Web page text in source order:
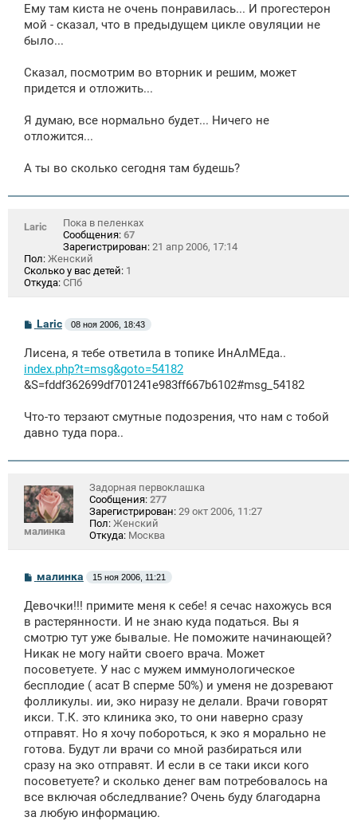
н
и
Ему там киста не очень понравилась... И прогестерон
мой - сказал, что в предыдущем цикле овуляции не
было...
Сказал, посмотрим во вторник и решим, может
придется и отложить...
Я думаю, все нормально будет... Ничего не
отложится...
А ты во сколько сегодня там будешь?
Laric
Пока в пеленках
Сообщения: 67
Зарегистрирован: 21 апр 2006, 17:14
Пол: Женский
Сколько у вас детей: 1
Откуда: СПб
С
о
б
щ
е
н
Laric 08 ноя 2006, 18:43
Лисена, я тебе ответила в топике ИнАлМЕда..
index.php?t=msg&goto=54182
&S=fddf362699df701241e983ff667b6102#msg_54182
Что-то терзают смутные подозрения, что нам с тобой
давно туда пора..
малинка
Задорная первоклашка
Сообщения: 277
Зарегистрирован: 29 окт 2006, 11:27
Пол: Женский
Откуда: Москва
С
о
б
щ
е
н
и
малинка 15 ноя 2006, 11:21
Девочки!!! примите меня к себе! я сечас нахожусь вся
в растерянности. И не знаю куда податься. Вы я
смотрю тут уже бывалые. Не поможите начинающей?
Никак не могу найти своего врача. Может
посоветуете. У нас с мужем иммунологическое
бесплодие ( асат В сперме 50%) и уменя не дозревают
фолликулы. ии, эко ниразу не делали. Врачи говорят
икси. Т.К. это клиника эко, то они наверно сразу
отправят. Но я хочу побороться, к эко я морально не
готова. Будут ли врачи со мной разбираться или
сразу на эко отправят. И если в се таки икси кого
посоветуете? и сколько денег вам потребовалось на
все включая обследлвание? Очень буду благодарна
за любую информацию.